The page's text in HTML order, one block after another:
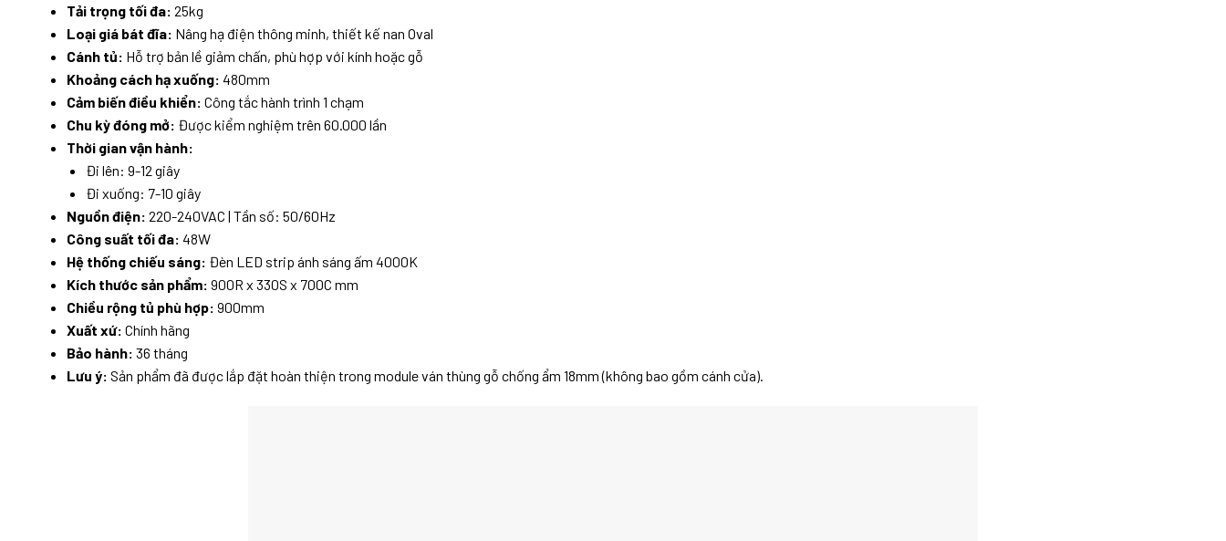
Tải trọng tối đa: 25kg
Loại giá bát đĩa: Nâng hạ điện thông minh, thiết kế nan Oval
Cánh tủ: Hỗ trợ bản lề giảm chấn, phù hợp với kính hoặc gỗ
Khoảng cách hạ xuống: 480mm
Cảm biến điều khiển: Công tắc hành trình 1 chạm
Chu kỳ đóng mở: Được kiểm nghiệm trên 60.000 lần
Thời gian vận hành:
Đi lên: 9-12 giây
Đi xuống: 7-10 giây
Nguồn điện: 220-240VAC | Tần số: 50/60Hz
Công suất tối đa: 48W
Hệ thống chiếu sáng: Đèn LED strip ánh sáng ấm 4000K
Kích thước sản phẩm: 900R x 330S x 700C mm
Chiều rộng tủ phù hợp: 900mm
Xuất xứ: Chính hãng
Bảo hành: 36 tháng
Lưu ý: Sản phẩm đã được lắp đặt hoàn thiện trong module ván thùng gỗ chống ẩm 18mm (không bao gồm cánh cửa).